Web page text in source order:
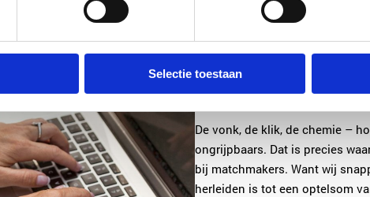
Selectie toestaan
matchen, interactie) om
menselijke laag zou het niet
Waarom intuïtie het verschil
De vonk, de klik, de chemie –
ongrijpbaars. Dat is precies
bij matchmakers. Want wij
herleiden is tot een optelsom